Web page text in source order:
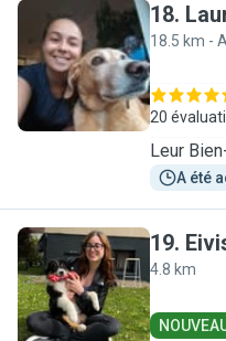
L
18.
18.5 km -
20
Leur
A été
E
19.
4.8 km